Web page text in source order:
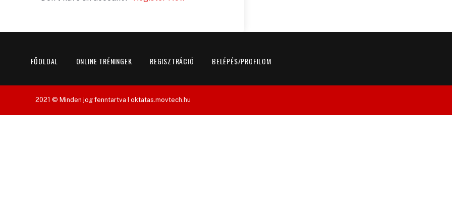
FŐOLDAL ONLINE TRÉNINGEK REGISZTRÁCIÓ BELÉPÉS/PROFILOM
2021 © Minden jog fenntartva I oktatas.movtech.hu